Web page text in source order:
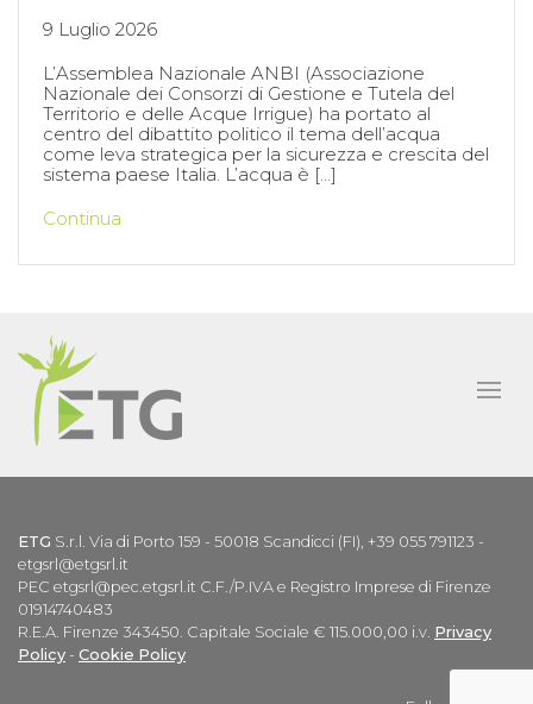
9 Luglio 2026
L’Assemblea Nazionale ANBI (Associazione
Nazionale dei Consorzi di Gestione e Tutela del
Territorio e delle Acque Irrigue) ha portato al
centro del dibattito politico il tema dell’acqua
come leva strategica per la sicurezza e crescita del
sistema paese Italia. L’acqua è […]
Continua
ETG S.r.l. Via di Porto 159 - 50018 Scandicci (FI), +39 055 791123 -
etgsrl@etgsrl.it
PEC etgsrl@pec.etgsrl.it C.F./P.IVA e Registro Imprese di Firenze
01914740483
R.E.A. Firenze 343450. Capitale Sociale € 115.000,00 i.v. Privacy
Policy - Cookie Policy